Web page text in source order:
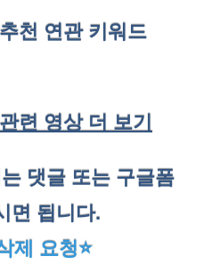
추천 연관 키워드
련 영상 더 보기
댓글 또는 구글폼
면 됩니다.
제 요청⭐